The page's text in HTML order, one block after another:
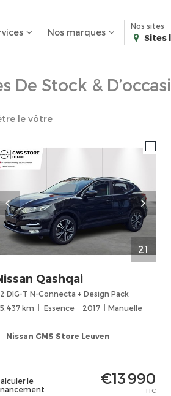
Nos marques
Nos sites
Sites
De Stock &
le vôtre
21
Qashqai
DIG-T N-Connecta + Design Pack
km
Essence 2017 Manuelle
Nissan GMS Store Leuven
le
€13 990
TTC